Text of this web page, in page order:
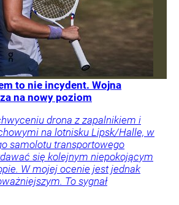
to nie incydent. Wojna
na nowy poziom
drona z zapalnikiem i
na lotnisku Lipsk/Halle, w
samolotu transportowego
się kolejnym niepokojącym
W mojej ocenie jest jednak
To sygnał